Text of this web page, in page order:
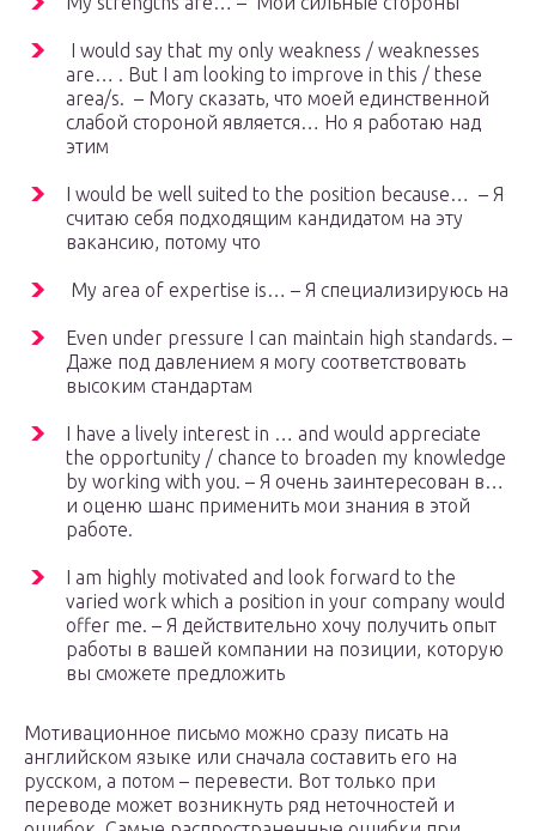
I would say that my only weakness / weaknesses
are… . But I am looking to improve in this / these
area/s. – Могу сказать, что моей единственной
слабой стороной является… Но я работаю над
этим
I would be well suited to the position because… – Я
считаю себя подходящим кандидатом на эту
вакансию, потому что
My area of expertise is… – Я специализируюсь на
Even under pressure I can maintain high standards. –
Даже под давлением я могу соответствовать
высоким стандартам
I have a lively interest in … and would appreciate
the opportunity / chance to broaden my knowledge
by working with you. – Я очень заинтересован в…
и оценю шанс применить мои знания в этой
работе.
I am highly motivated and look forward to the
varied work which a position in your company would
offer me. – Я действительно хочу получить опыт
работы в вашей компании на позиции, которую
вы сможете предложить
Мотивационное письмо можно сразу писать на
английском языке или сначала составить его на
русском, а потом – перевести. Вот только при
переводе может возникнуть ряд неточностей и